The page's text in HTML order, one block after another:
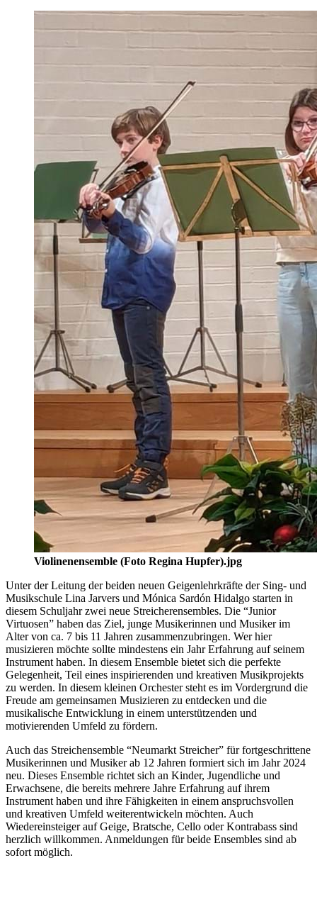
Violinenensemble (Foto Regina Hupfer).jpg
Unter der Leitung der beiden neuen Geigenlehrkräfte der Sing- und
Musikschule Lina Jarvers und Mónica Sardón Hidalgo starten in
diesem Schuljahr zwei neue Streicherensembles. Die “Junior
Virtuosen” haben das Ziel, junge Musikerinnen und Musiker im
Alter von ca. 7 bis 11 Jahren zusammenzubringen. Wer hier
musizieren möchte sollte mindestens ein Jahr Erfahrung auf seinem
Instrument haben. In diesem Ensemble bietet sich die perfekte
Gelegenheit, Teil eines inspirierenden und kreativen Musikprojekts
zu werden. In diesem kleinen Orchester steht es im Vordergrund die
Freude am gemeinsamen Musizieren zu entdecken und die
musikalische Entwicklung in einem unterstützenden und
motivierenden Umfeld zu fördern.
Auch das Streichensemble “Neumarkt Streicher” für fortgeschrittene
Musikerinnen und Musiker ab 12 Jahren formiert sich im Jahr 2024
neu. Dieses Ensemble richtet sich an Kinder, Jugendliche und
Erwachsene, die bereits mehrere Jahre Erfahrung auf ihrem
Instrument haben und ihre Fähigkeiten in einem anspruchsvollen
und kreativen Umfeld weiterentwickeln möchten. Auch
Wiedereinsteiger auf Geige, Bratsche, Cello oder Kontrabass sind
herzlich willkommen. Anmeldungen für beide Ensembles sind ab
sofort möglich.